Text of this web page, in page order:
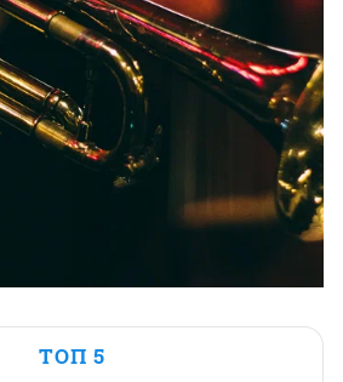
ТОП 5